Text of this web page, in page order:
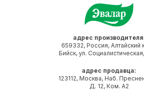
адрес
659332, Россия, Алтайский
Бийск, ул.
адрес продавца:
123112, Москва, Наб.
Д. 12, Ком. А2